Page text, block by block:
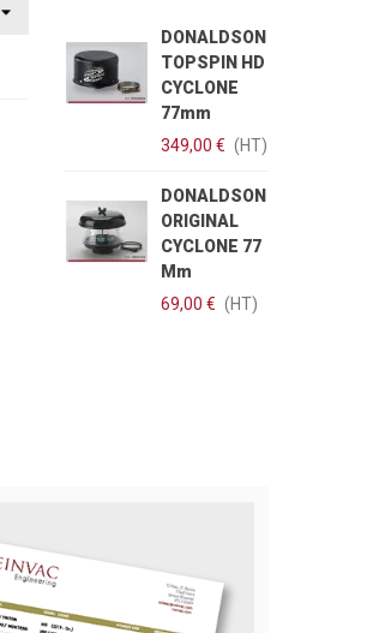
DONALDSON
TOPSPIN HD
CYCLONE
77mm
349,00 € (HT)
DONALDSON
ORIGINAL
CYCLONE 77
Mm
69,00 € (HT)